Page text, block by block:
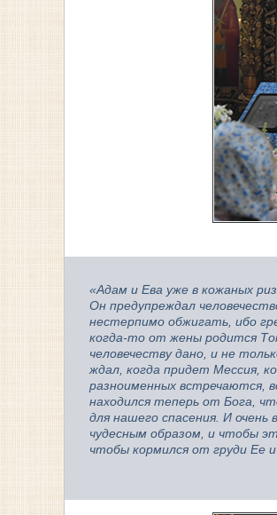
«Адам и Ева уже в кожаных
Он предупреждал
нестерпимо обжигать, ибо
когда-то от жены родится
человечеству дано, и не
ждал, когда придет Мессия,
разноименных встречаются,
находился теперь от Бога,
для нашего спасения. И
чудесным образом, и чтобы
чтобы кормился от груди Ее